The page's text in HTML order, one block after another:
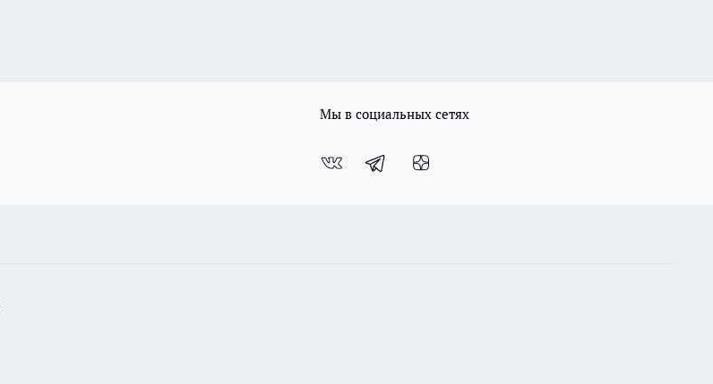
Мы в социальных сетях